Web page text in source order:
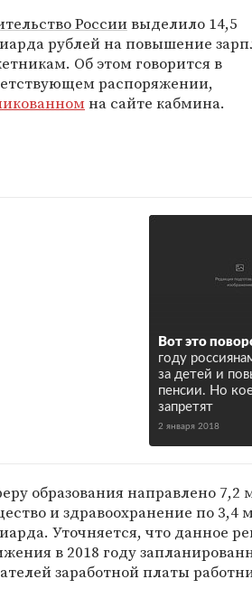
Россиивыделило 14,5
рублей на повышение
Об этом говорится в
распоряжении,
на сайте кабмина.
Вот это
году
за детей и
пенсии. Но
запретят
2 января 2018
образования направлено
и здравоохранение по
Уточняется, что данное
в 2018 году
заработной платы